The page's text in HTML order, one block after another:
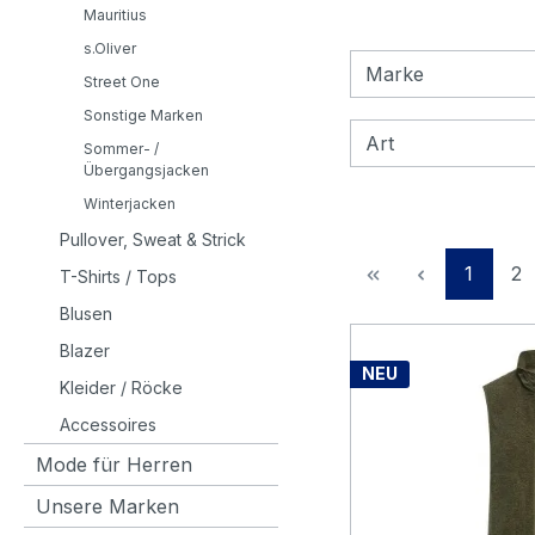
Mauritius
s.Oliver
Street One
Sonstige Marken
Sommer- /
Übergangsjacken
Winterjacken
Pullover, Sweat & Strick
T-Shirts / Tops
Blusen
Blazer
Kleider / Röcke
Accessoires
Mode für Herren
Unsere Marken
Marke
Art
Seite
1 2
NEU